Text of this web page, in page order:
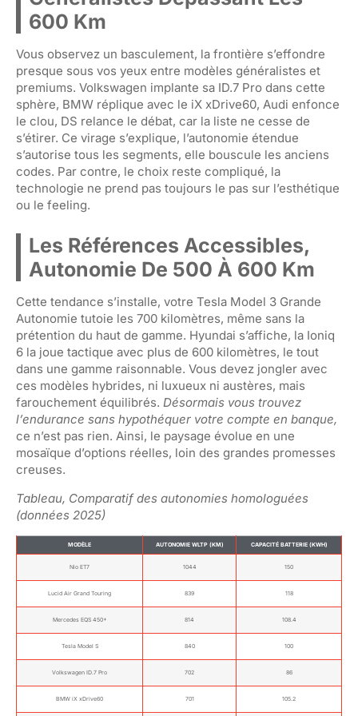
600 Km
Vous observez un basculement, la frontière s’effondre
presque sous vos yeux entre modèles généralistes et
premiums. Volkswagen implante sa ID.7 Pro dans cette
sphère, BMW réplique avec le iX xDrive60, Audi enfonce
le clou, DS relance le débat, car la liste ne cesse de
s’étirer. Ce virage s’explique, l’autonomie étendue
s’autorise tous les segments, elle bouscule les anciens
codes. Par contre, le choix reste compliqué, la
technologie ne prend pas toujours le pas sur l’esthétique
ou le feeling.
Les Références Accessibles,
Autonomie De 500 À 600 Km
Cette tendance s’installe, votre Tesla Model 3 Grande
Autonomie tutoie les 700 kilomètres, même sans la
prétention du haut de gamme. Hyundai s’affiche, la Ioniq
6 la joue tactique avec plus de 600 kilomètres, le tout
dans une gamme raisonnable. Vous devez jongler avec
ces modèles hybrides, ni luxueux ni austères, mais
farouchement équilibrés. Désormais vous trouvez
l’endurance sans hypothéquer votre compte en banque,
ce n’est pas rien. Ainsi, le paysage évolue en une
mosaïque d’options réelles, loin des grandes promesses
creuses.
Tableau, Comparatif des autonomies homologuées
(données 2025)
MODÈLE AUTONOMIE WLTP (KM) CAPACITÉ BATTERIE (KWH)
Nio ET7 1044 150
Lucid Air Grand Touring 839 118
Mercedes EQS 450+ 814 108.4
Tesla Model S 840 100
Volkswagen ID.7 Pro 702 86
BMW iX xDrive60 701 105.2